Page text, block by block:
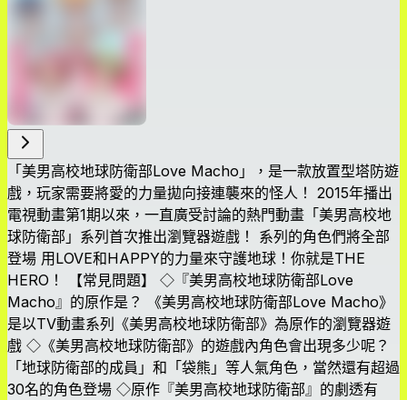
「美男高校地球防衛部Love Macho」，是一款放置型塔防遊
戲，玩家需要將愛的力量拋向接連襲來的怪人！ 2015年播出
電視動畫第1期以來，一直廣受討論的熱門動畫「美男高校地
球防衛部」系列首次推出瀏覽器遊戲！ 系列的角色們將全部
登場 用LOVE和HAPPY的力量來守護地球！你就是THE
HERO！ 【常見問題】 ◇『美男高校地球防衛部Love
Macho』的原作是？ 《美男高校地球防衛部Love Macho》
是以TV動畫系列《美男高校地球防衛部》為原作的瀏覽器遊
戲 ◇《美男高校地球防衛部》的遊戲內角色會出現多少呢？
「地球防衛部的成員」和「袋熊」等人氣角色，當然還有超過
30名的角色登場 ◇原作『美男高校地球防衛部』的劇透有